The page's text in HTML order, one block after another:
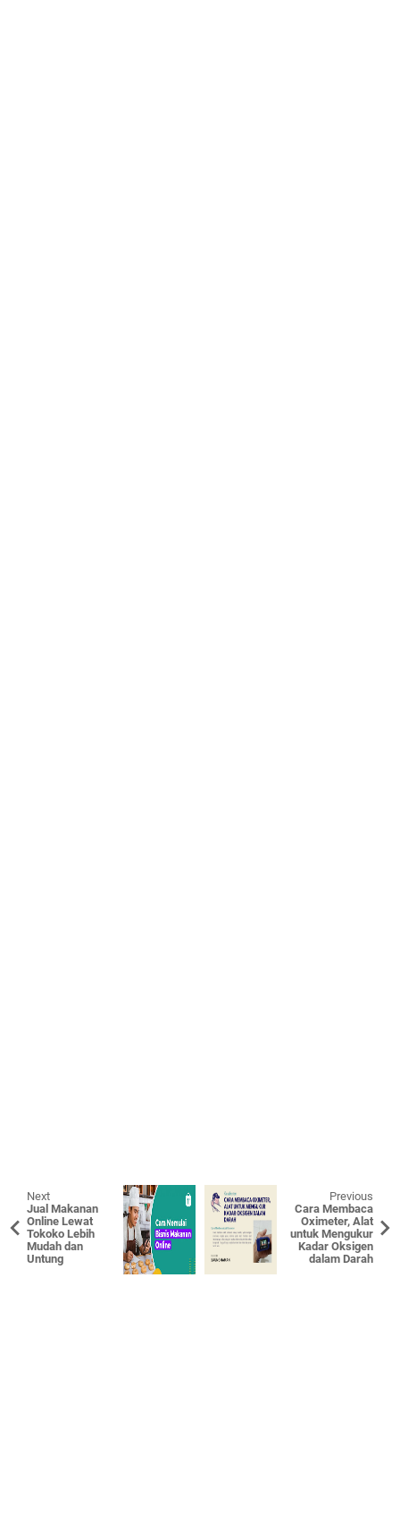
Next
Jual Makanan
Online Lewat
Tokoko Lebih
Mudah dan
Untung
Previous
Cara Membaca
Oximeter, Alat
untuk Mengukur
Kadar Oksigen
dalam Darah